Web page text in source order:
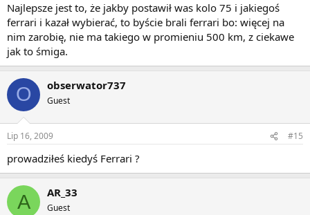
Najlepsze jest to, że jakby postawił was kolo 75 i jakiegoś
ferrari i kazał wybierać, to byście brali ferrari bo: więcej na
nim zarobię, nie ma takiego w promieniu 500 km, z ciekawe
jak to śmiga.
O obserwator737
Guest
Lip 16, 2009 #15
prowadziłeś kiedyś Ferrari ?
A AR_33
Guest